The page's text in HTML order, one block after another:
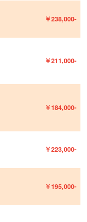
￥238,000-
￥211,000-
￥184,000-
￥223,000-
￥195,000-